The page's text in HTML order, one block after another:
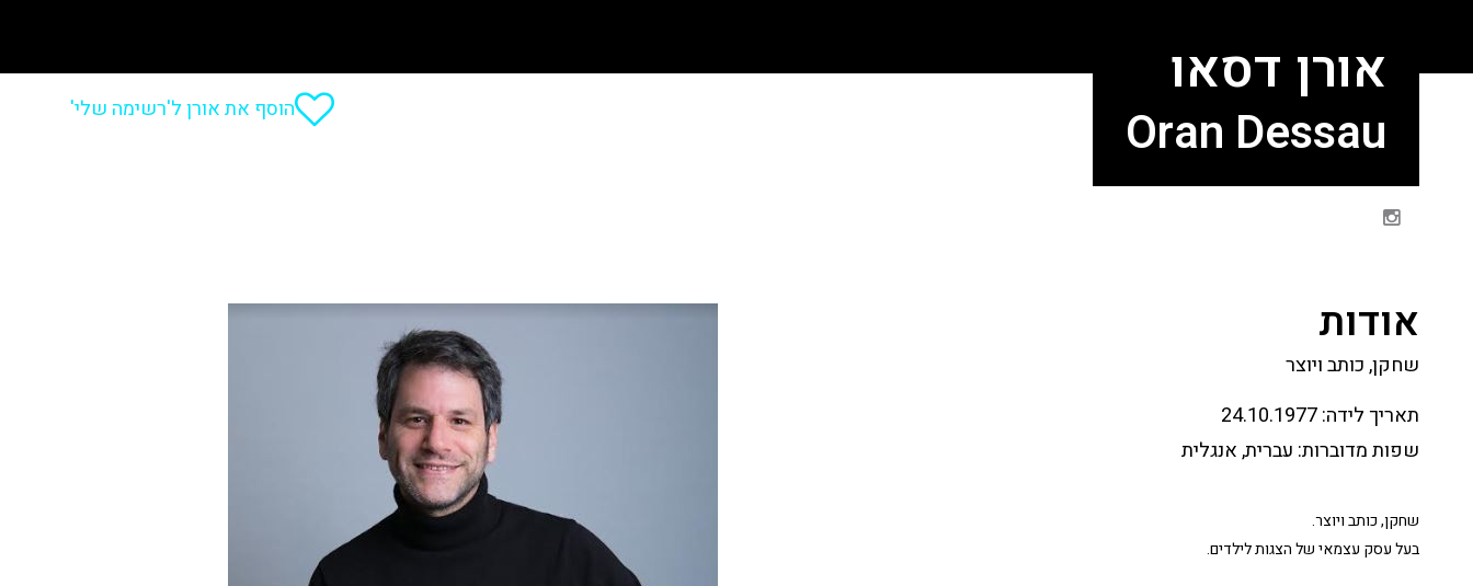
אורן דסאו
Oran Dessau הוסף את אורן ל'רשימה שלי'
אודות
שחקן, כותב ויוצר
תאריך לידה:
שפות מדוברות: עברית, אנגלית
שחקן, כותב ויוצר.
בעל עסק עצמאי של הצגות לילדים.